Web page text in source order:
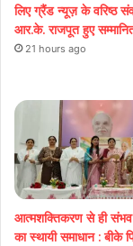
लिए ग्रैंड न्यूज़ के वरिष्ठ
आर.के. राजपूत हुए
21 hours ago
आत्मशक्तिकरण से ही संभव
का स्थायी समाधान : बीके